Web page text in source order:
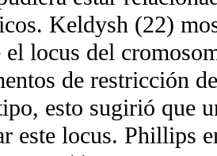
Keldysh (22)
el locus del
de restricción
esto sugirió que
este locus. Phillips